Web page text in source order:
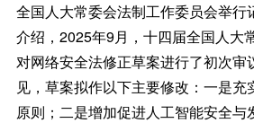
全国人大常委会法制工作委员会举行
介绍，2025年9月，十四届全国人大
对网络安全法修正草案进行了初次审
见，草案拟作以下主要修改：一是充
原则；二是增加促进人工智能安全与